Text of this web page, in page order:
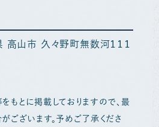
山市 久々野町無数河１１１
もとに掲載しておりますので、最
ございます。予めご了承くださ